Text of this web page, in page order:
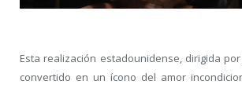
Esta realización estadounidense, dirigida
convertido en un ícono del amor